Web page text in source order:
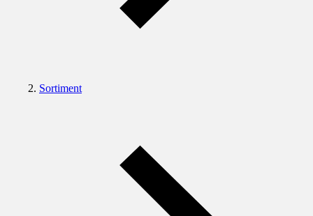
Sortiment